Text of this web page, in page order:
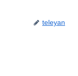
teleyan